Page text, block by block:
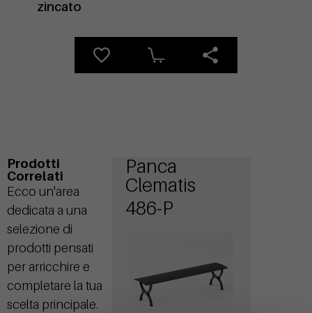
zincato
Prodotti
Correlati
Ecco un'area
dedicata a una
selezione di
prodotti pensati
per arricchire e
completare la tua
scelta principale.
Panca
Clematis
486-P